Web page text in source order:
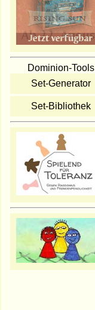
Dominion-Tools
Set-Generator
Set-Bibliothek